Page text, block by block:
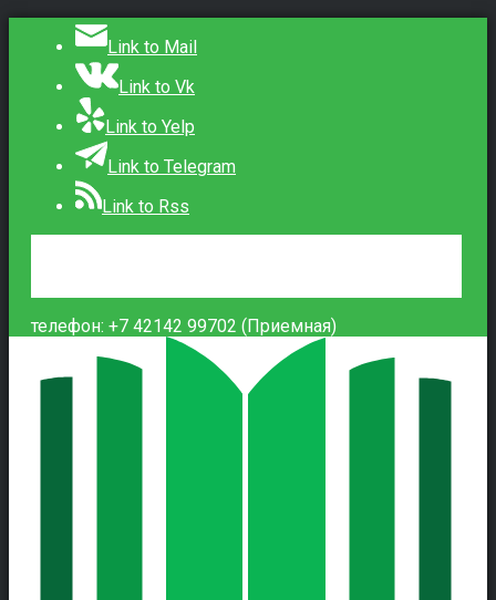
Link to Mail
Link to Vk
Link to Yelp
Link to Telegram
Link to Rss
телефон: +7 42142 99702 (Приемная)